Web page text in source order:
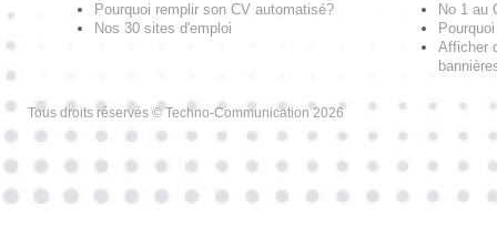
Pourquoi remplir son CV automatisé?
Nos 30 sites d'emploi
No 1 au
Afficher
Tous droits réservés © Techno-Communication 2026